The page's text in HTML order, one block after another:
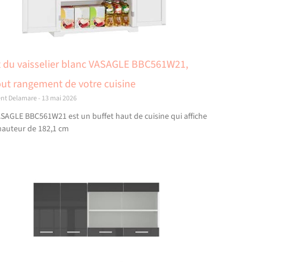
vaisselier blanc VASAGLE BBC561W21,
rangement de votre cuisine
Delamare 13 mai 2026
BBC561W21 est un buffet haut de cuisine qui affiche
de 182,1 cm